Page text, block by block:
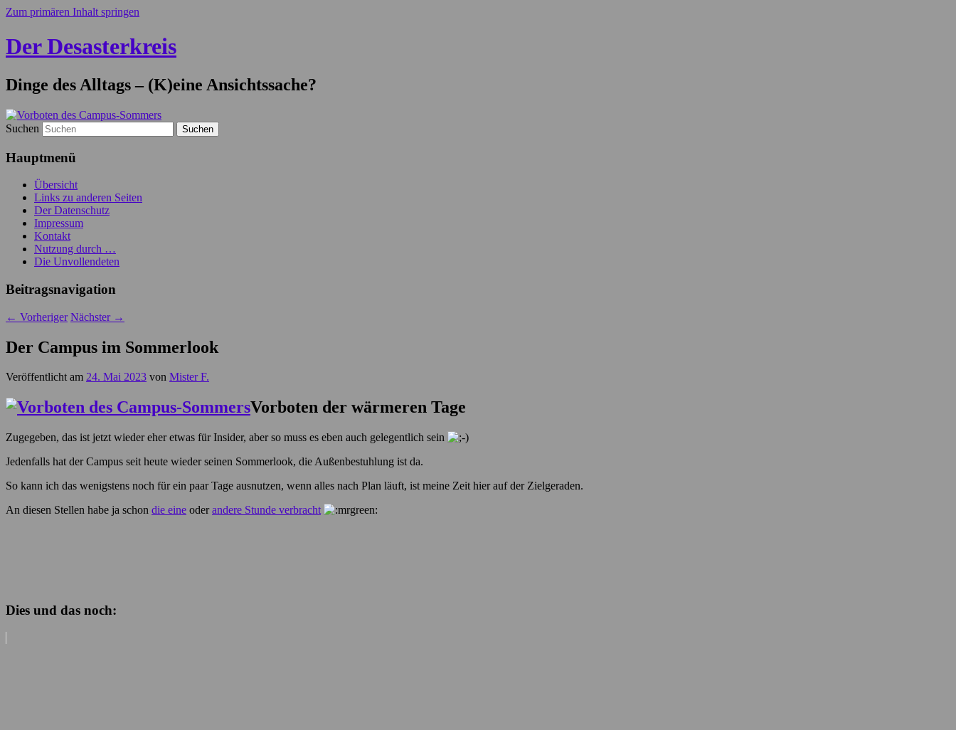
Zum primären Inhalt springen
Der Desasterkreis
Dinge des Alltags – (K)eine Ansichtssache?
Suchen
Hauptmenü
Übersicht
Links zu anderen Seiten
Der Datenschutz
Impressum
Kontakt
Nutzung durch …
Die Unvollendeten
Beitragsnavigation
← Vorheriger Nächster →
Der Campus im Sommerlook
Veröffentlicht am 24. Mai 2023 von Mister F.
Vorboten der wärmeren Tage
Zugegeben, das ist jetzt wieder eher etwas für Insider, aber so muss es eben auch gelegentlich sein
Jedenfalls hat der Campus seit heute wieder seinen Sommerlook, die Außenbestuhlung ist da.
So kann ich das wenigstens noch für ein paar Tage ausnutzen, wenn alles nach Plan läuft, ist meine Zeit hier auf der Zielgeraden.
An diesen Stellen habe ja schon die eine oderandere Stunde verbracht
Dies und das noch: